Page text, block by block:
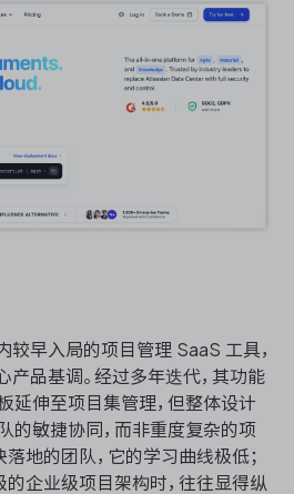
较早入局的项目管理 SaaS 工具，
产品基调。经过多年迭代，其功能
延伸至项目集管理，但整体设计
的敏捷协同，而非重度复杂的项
地的团队，它的学习曲线极低；
的企业级项目架构时，往往显得纵